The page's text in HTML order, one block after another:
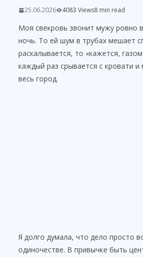
25.06.2026 4083 Views8 min read
Моя свекровь звонит мужу ровно
ночь. То ей шум в трубах мешает
раскалывается, то «кажется,
каждый раз срывается с кровати и
весь город.
Я долго думала, что дело просто
одиночестве. В привычке быть